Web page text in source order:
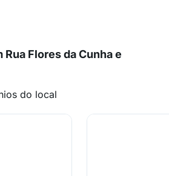
Flores da Cunha e
do local